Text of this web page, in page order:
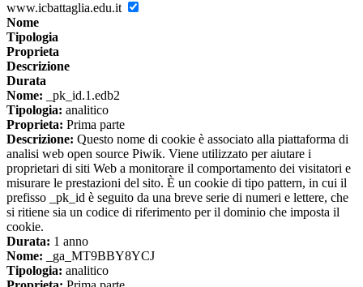
www.icbattaglia.edu.it
Nome
Tipologia
Proprieta
Descrizione
Durata
Nome: _pk_id.1.edb2
Tipologia: analitico
Proprieta: Prima parte
Descrizione: Questo nome di cookie è associato alla piattaforma di
analisi web open source Piwik. Viene utilizzato per aiutare i
proprietari di siti Web a monitorare il comportamento dei visitatori e
misurare le prestazioni del sito. È un cookie di tipo pattern, in cui il
prefisso _pk_id è seguito da una breve serie di numeri e lettere, che
si ritiene sia un codice di riferimento per il dominio che imposta il
cookie.
Durata: 1 anno
Nome: _ga_MT9BBY8YCJ
Tipologia: analitico